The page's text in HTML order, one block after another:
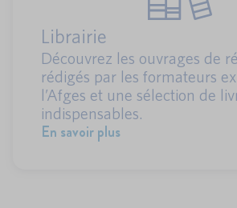
Librairie
Découvrez les ouvrages de
rédigés par les formateurs
l’Afges et une sélection de
indispensables.
En savoir plus